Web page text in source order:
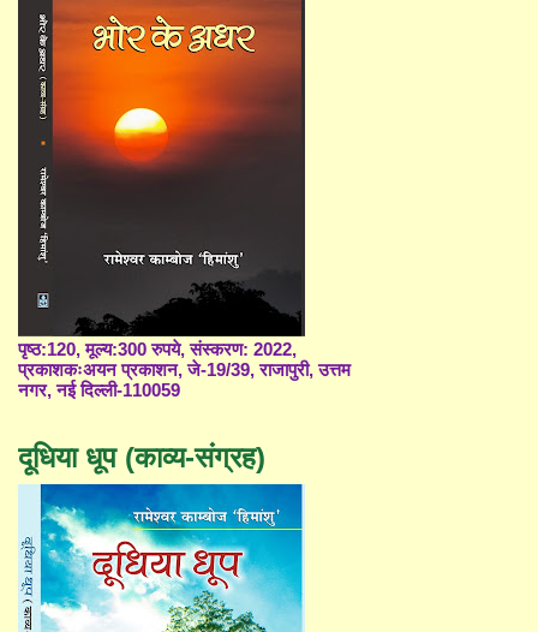
पृष्ठ:120, मूल्य:300 रुपये, संस्करण: 2022,
प्रकाशकःअयन प्रकाशन, जे-19/39, राजापुरी, उत्तम
नगर, नई दिल्ली-110059
दूधिया धूप (काव्य-संग्रह)